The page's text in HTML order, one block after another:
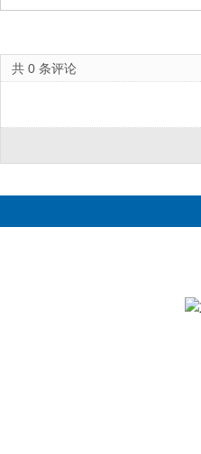
共 0 条评论